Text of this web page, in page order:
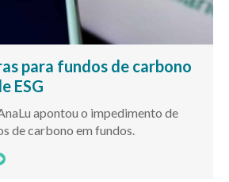
para fundos de carbono
ESG
apontou o impedimento de
de carbono em fundos.